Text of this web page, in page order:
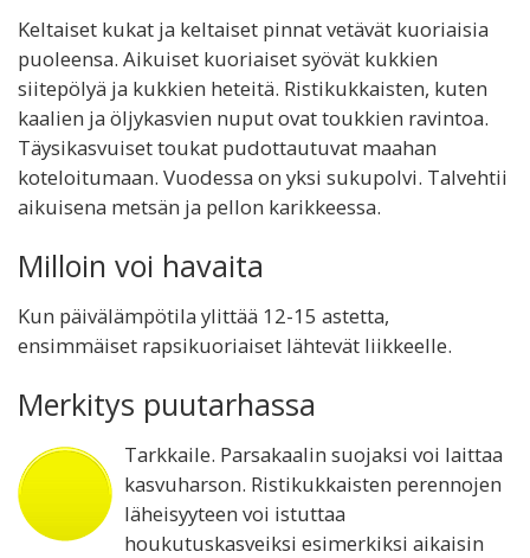
Keltaiset kukat ja keltaiset pinnat vetävät kuoriaisia
puoleensa. Aikuiset kuoriaiset syövät kukkien
siitepölyä ja kukkien heteitä. Ristikukkaisten, kuten
kaalien ja öljykasvien nuput ovat toukkien ravintoa.
Täysikasvuiset toukat pudottautuvat maahan
koteloitumaan. Vuodessa on yksi sukupolvi. Talvehtii
aikuisena metsän ja pellon karikkeessa.
Milloin voi havaita
Kun päivälämpötila ylittää 12-15 astetta,
ensimmäiset rapsikuoriaiset lähtevät liikkeelle.
Merkitys puutarhassa
Tarkkaile. Parsakaalin suojaksi voi laittaa
kasvuharson. Ristikukkaisten perennojen
läheisyyteen voi istuttaa
houkutuskasveiksi esimerkiksi aikaisin